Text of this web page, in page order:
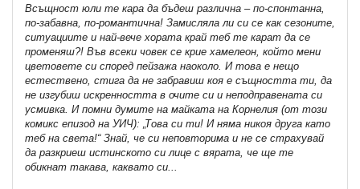
Всъщност юли те кара да бъдеш различна – по-спонтанна,
по-забавна, по-романтична! Замисляла ли си се как сезоните,
ситуациите и най-вече хората край теб те карат да се
променяш?! Във всеки човек се крие хамелеон, който мени
цветовете си според пейзажа наоколо. И това е нещо
естествено, стига да не забравиш коя е същността ти, да
не изгубиш искренността в очите си и неподправената си
усмивка. И помни думите на майката на Корнелия (от този
комикс епизод на УИЧ): „Това си ти! И няма никоя друга като
теб на света!“ Знай, че си неповторима и не се страхувай
да разкриеш истинското си лице с вярата, че ще те
обикнат такава, каквато си...